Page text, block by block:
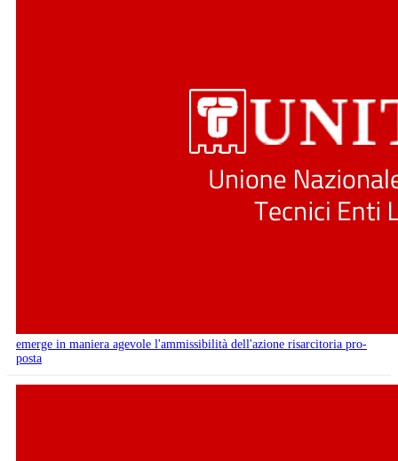
emerge in maniera agevole l'ammissibilità dell'azione risarcitoria pro-
posta